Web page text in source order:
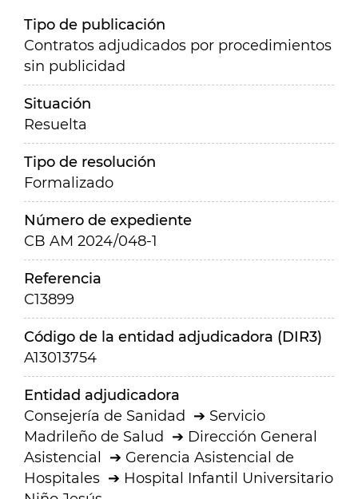
Tipo de publicación
Contratos adjudicados por procedimientos
sin publicidad
Situación
Resuelta
Tipo de resolución
Formalizado
Número de expediente
CB AM 2024/048-1
Referencia
C13899
Código de la entidad adjudicadora (DIR3)
A13013754
Entidad adjudicadora
Consejería de Sanidad
Servicio
Madrileño de Salud
Dirección General
Asistencial
Gerencia Asistencial de
Hospitales
Hospital Infantil Universitario